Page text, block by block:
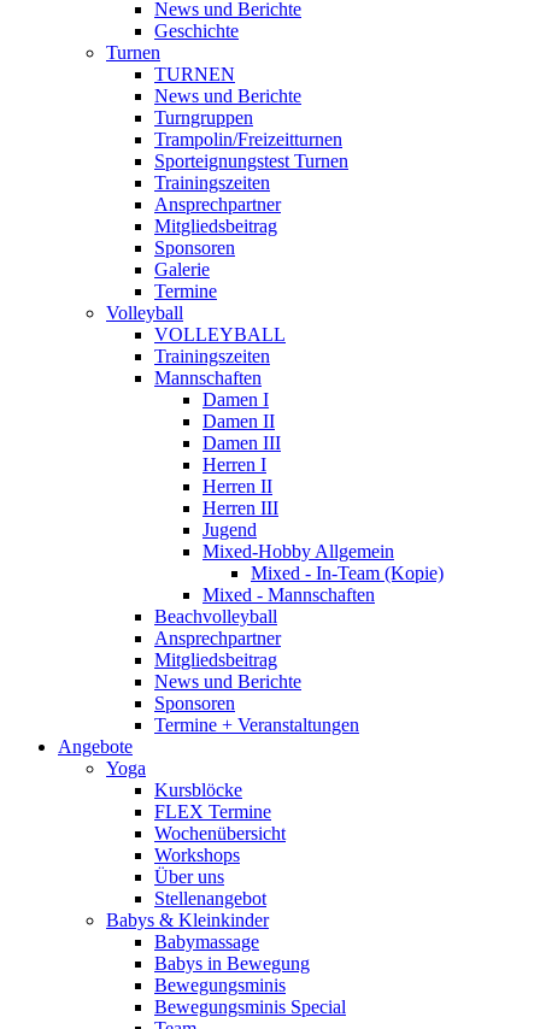
News und Berichte
Geschichte
Turnen
TURNEN
News und Berichte
Turngruppen
Trampolin/Freizeitturnen
Sporteignungstest Turnen
Trainingszeiten
Ansprechpartner
Mitgliedsbeitrag
Sponsoren
Galerie
Termine
Volleyball
VOLLEYBALL
Trainingszeiten
Mannschaften
Damen I
Damen II
Damen III
Herren I
Herren II
Herren III
Jugend
Mixed-Hobby Allgemein
Mixed - In-Team (Kopie)
Mixed - Mannschaften
Beachvolleyball
Ansprechpartner
Mitgliedsbeitrag
News und Berichte
Sponsoren
Termine + Veranstaltungen
Angebote
Yoga
Kursblöcke
FLEX Termine
Wochenübersicht
Workshops
Über uns
Stellenangebot
Babys & Kleinkinder
Babymassage
Babys in Bewegung
Bewegungsminis
Bewegungsminis Special